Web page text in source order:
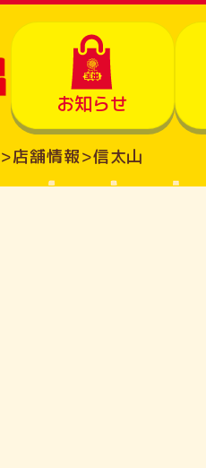
お知らせ
>店舗情報>信太山